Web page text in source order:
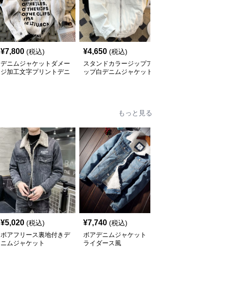
¥7,800 (税込)
デニムジャケットダメー
ジ加工文字プリントデニ
¥4,650 (税込)
スタンドカラージップア
ップ白デニムジャケット
もっと見る
¥5,020 (税込)
ボアフリース裏地付きデ
ニムジャケット
¥7,740 (税込)
ボアデニムジャケット
ライダース風